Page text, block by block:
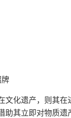
牌
文化遗产，则其
助其立即对物质